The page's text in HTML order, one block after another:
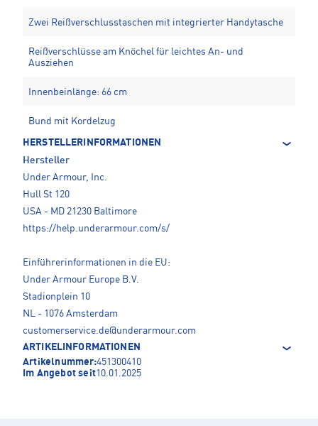
Zwei Reißverschlusstaschen mit integrierter Handytasche
Reißverschlüsse am Knöchel für leichtes An- und
Ausziehen
Innenbeinlänge: 66 cm
Bund mit Kordelzug
HERSTELLERINFORMATIONEN
Hersteller
Under Armour, Inc.
Hull St 120
USA - MD 21230 Baltimore
https://help.underarmour.com/s/
Einführerinformationen in die EU:
Under Armour Europe B.V.
Stadionplein 10
NL - 1076 Amsterdam
customerservice.de@underarmour.com
ARTIKELINFORMATIONEN
Artikelnummer:451300410
Im Angebot seit10.01.2025